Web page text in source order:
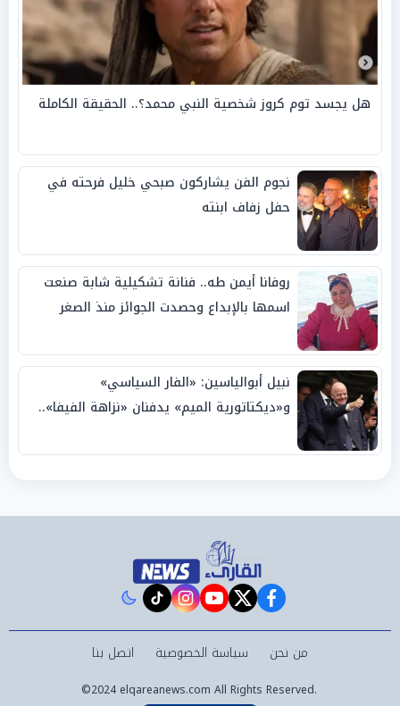
هل يجسد توم كروز شخصية النبي محمد؟.. الحقيقة الكاملة
نجوم الفن يشاركون صبحي خليل فرحته في
حفل زفاف ابنته
روفانا أيمن طه.. فنانة تشكيلية شابة صنعت
اسمها بالإبداع وحصدت الجوائز منذ الصغر
نبيل أبوالياسين: «الفار السياسي»
و«ديكتاتورية الميم» يدفنان «نزاهة الفيفا»..
facebook
twitter
youtube
instagram
tiktok
من نحن سياسة الخصوصية اتصل بنا
©2024 elqareanews.com All Rights Reserved.